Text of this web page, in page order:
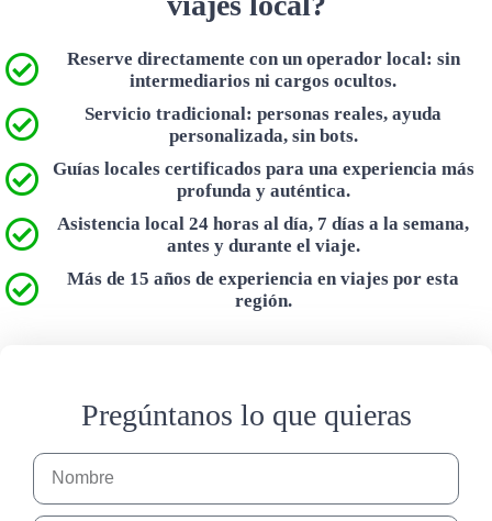
Reserve directamente con un operador local: sin
intermediarios ni cargos ocultos.
Servicio tradicional: personas reales, ayuda
personalizada, sin bots.
Guías locales certificados para una experiencia más
profunda y auténtica.
Asistencia local 24 horas al día, 7 días a la semana,
antes y durante el viaje.
Más de 15 años de experiencia en viajes por esta
región.
Pregúntanos lo que quieras